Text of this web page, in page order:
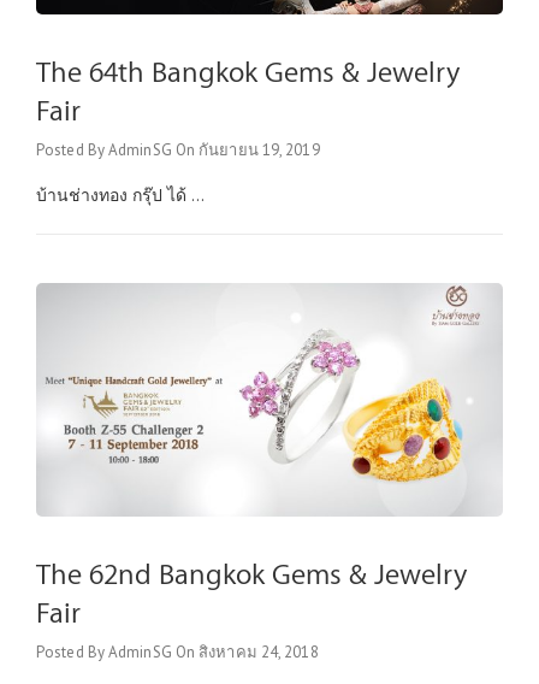
The 64th Bangkok Gems & Jewelry
Fair
Posted ByAdminSG On กันยายน 19, 2019
บ้านช่างทอง กรุ๊ป ได้ ...
The 62nd Bangkok Gems & Jewelry
Fair
Posted ByAdminSG On สิงหาคม 24, 2018